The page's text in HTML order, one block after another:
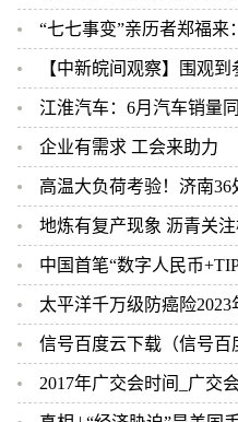
“七七事变”亲历者郑福来：
【中新皖间观察】围观
江淮汽车：6月汽车销量
企业有需求 工会来助力
高温大负荷考验！济南
地炼有复产现象 沥青关
中国首笔“数字人民币
太平洋千万级防癌险2023年最新
信号百度云下载（信号百
2017年广交会时间_广交